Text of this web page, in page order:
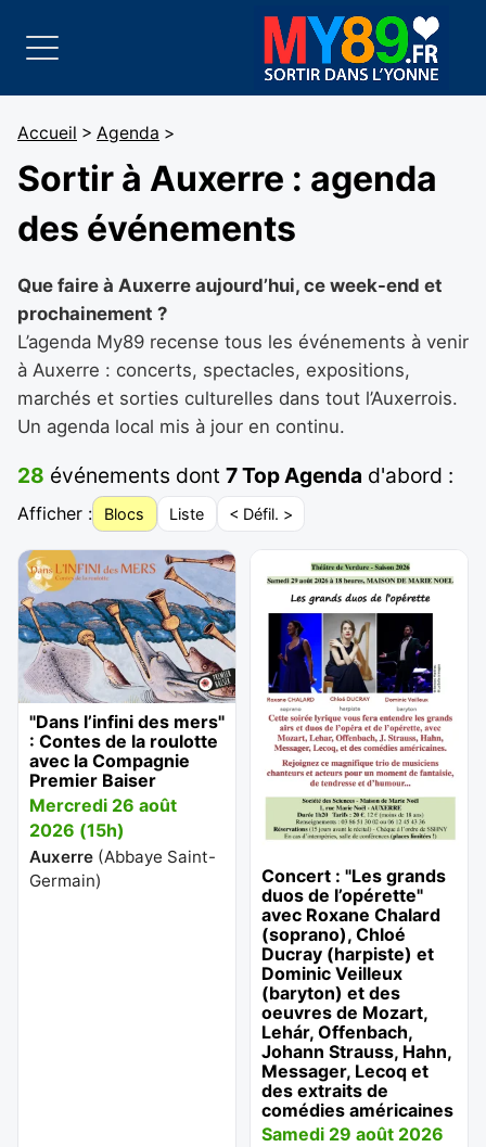
Accueil > Agenda >
Sortir à Auxerre : agenda
des événements
Que faire à Auxerre aujourd’hui, ce week-end et
prochainement ?
L’agenda My89 recense tous les événements à venir
à Auxerre : concerts, spectacles, expositions,
marchés et sorties culturelles dans tout l’Auxerrois.
Un agenda local mis à jour en continu.
28 événements dont 7 Top Agenda d'abord :
Afficher : Blocs Liste < Défil. >
"Dans l’infini des mers"
: Contes de la roulotte
avec la Compagnie
Premier Baiser
Mercredi 26 août
2026 (15h)
Auxerre(Abbaye Saint-
Germain)
Concert : "Les grands
duos de l’opérette"
avec Roxane Chalard
(soprano), Chloé
Ducray (harpiste) et
Dominic Veilleux
(baryton) et des
oeuvres de Mozart,
Lehár, Offenbach,
Johann Strauss, Hahn,
Messager, Lecoq et
des extraits de
comédies américaines
Samedi 29 août 2026